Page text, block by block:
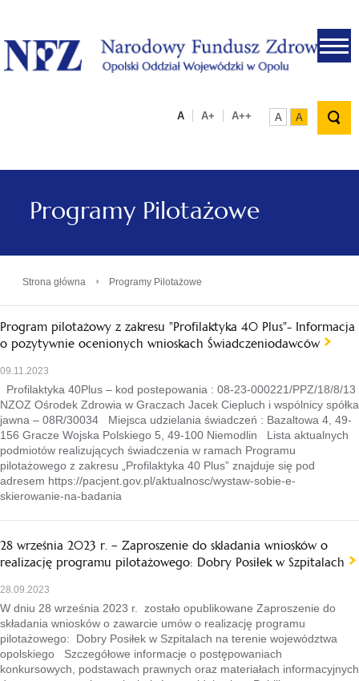
.
A A+ A++ A A
Programy Pilotażowe
Strona główna › Programy Pilotażowe
Program pilotażowy z zakresu "Profilaktyka 40 Plus"- Informacja
o pozytywnie ocenionych wnioskach Świadczeniodawców
09.11.2023
Profilaktyka 40Plus – kod postepowania : 08-23-000221/PPZ/18/8/13
NZOZ Ośrodek Zdrowia w Graczach Jacek Ciepluch i wspólnicy spółka
jawna – 08R/30034 Miejsca udzielania świadczeń : Bazaltowa 4, 49-
156 Gracze Wojska Polskiego 5, 49-100 Niemodlin Lista aktualnych
podmiotów realizujących świadczenia w ramach Programu
pilotażowego z zakresu „Profilaktyka 40 Plus” znajduje się pod
adresem https://pacjent.gov.pl/aktualnosc/wystaw-sobie-e-
skierowanie-na-badania
28 września 2023 r. – Zaproszenie do składania wniosków o
realizację programu pilotażowego: Dobry Posiłek w Szpitalach
28.09.2023
W dniu 28 września 2023 r. zostało opublikowane Zaproszenie do
składania wniosków o zawarcie umów o realizację programu
pilotażowego: Dobry Posiłek w Szpitalach na terenie województwa
opolskiego Szczegółowe informacje o postępowaniach
konkursowych, podstawach prawnych oraz materiałach informacyjnych